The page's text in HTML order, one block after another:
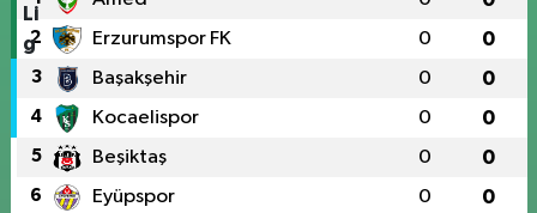
2 Erzurumspor FK 0 0
3 Başakşehir 0 0
4 Kocaelispor 0 0
5 Beşiktaş 0 0
6 Eyüpspor 0 0